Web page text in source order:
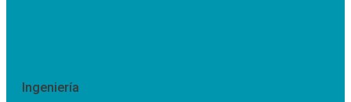
Ingeniería